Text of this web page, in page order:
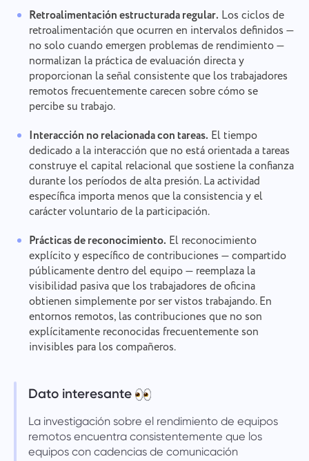
Retroalimentación estructurada regular. Los ciclos de
retroalimentación que ocurren en intervalos definidos —
no solo cuando emergen problemas de rendimiento —
normalizan la práctica de evaluación directa y
proporcionan la señal consistente que los trabajadores
remotos frecuentemente carecen sobre cómo se
percibe su trabajo.
Interacción no relacionada con tareas. El tiempo
dedicado a la interacción que no está orientada a tareas
construye el capital relacional que sostiene la confianza
durante los períodos de alta presión. La actividad
específica importa menos que la consistencia y el
carácter voluntario de la participación.
Prácticas de reconocimiento. El reconocimiento
explícito y específico de contribuciones — compartido
públicamente dentro del equipo — reemplaza la
visibilidad pasiva que los trabajadores de oficina
obtienen simplemente por ser vistos trabajando. En
entornos remotos, las contribuciones que no son
explícitamente reconocidas frecuentemente son
invisibles para los compañeros.
Dato interesante
La investigación sobre el rendimiento de equipos
remotos encuentra consistentemente que los
equipos con cadencias de comunicación